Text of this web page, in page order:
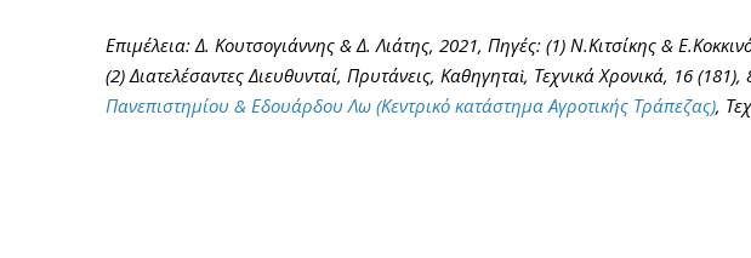
Επιμέλεια: Δ. Κουτσογιάννης & Δ. Λιάτης, 2021, Πηγές: (1) Ν.Κιτσίκης &
(2) Διατελέσαντες Διευθυνταί, Πρυτάνεις, Καθηγηταὶ, Τεχνικά Χρονικά, 16
Πανεπιστημίου & Εδουάρδου Λω (Κεντρικό κατάστημα Αγροτικής Τράπεζας),